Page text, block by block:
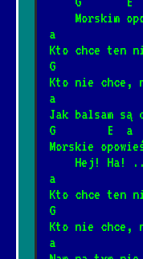
8/8/2024
Trzy
1/12/2025
* Za daleko
8/8/2024
Barka
1/17/2025
Morskim
a
Kto chce ten
G
Kto nie chce,
a
Jak balsam są
G        E  a
Morskie
Hej! Ha!
a
Kto chce ten
G
Kto nie chce,
a